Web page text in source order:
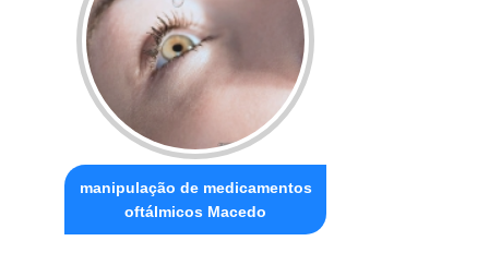
manipulação de medicamentos
oftálmicos Macedo